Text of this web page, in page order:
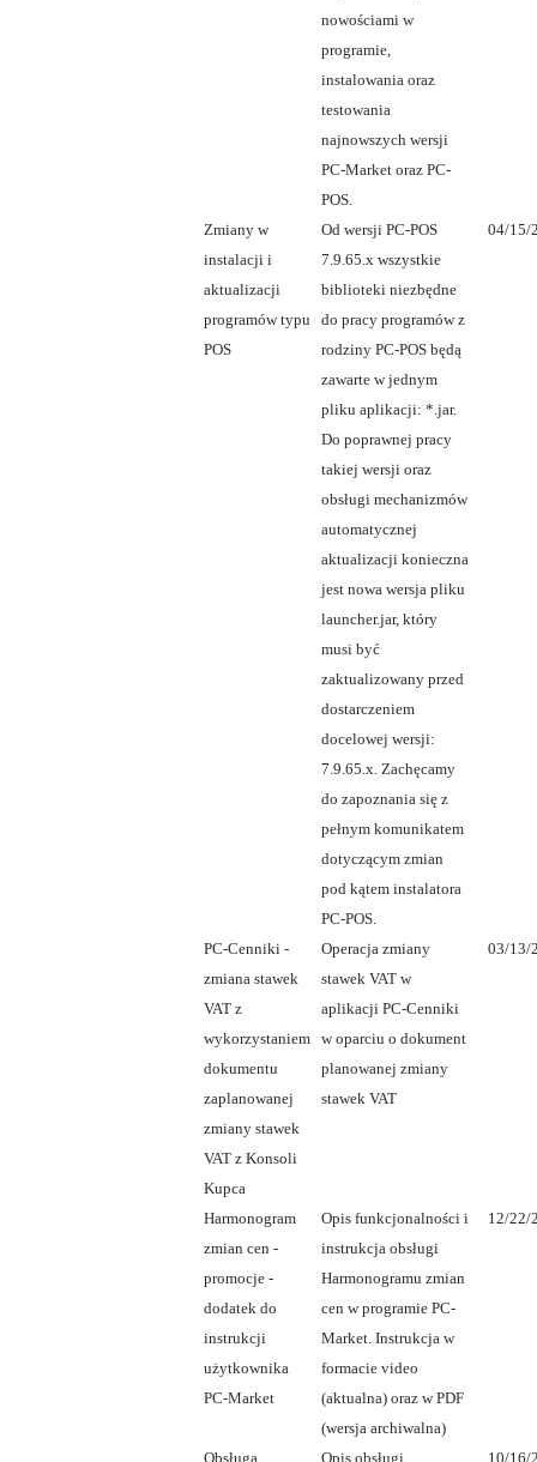
nowościami w
programie,
instalowania oraz
testowania
najnowszych wersji
PC-Market oraz PC-
POS.
Zmiany w
instalacji i
aktualizacji
programów typu
POS
Od wersji PC-POS
7.9.65.x wszystkie
biblioteki niezbędne
do pracy programów z
rodziny PC-POS będą
zawarte w jednym
pliku aplikacji: *.jar.
Do poprawnej pracy
takiej wersji oraz
obsługi mechanizmów
automatycznej
aktualizacji konieczna
jest nowa wersja pliku
launcher.jar, który
musi być
zaktualizowany przed
dostarczeniem
docelowej wersji:
7.9.65.x. Zachęcamy
do zapoznania się z
pełnym komunikatem
dotyczącym zmian
pod kątem instalatora
PC-POS.
04/15/
PC-Cenniki -
zmiana stawek
VAT z
wykorzystaniem
dokumentu
zaplanowanej
zmiany stawek
VAT z Konsoli
Kupca
Operacja zmiany
stawek VAT w
aplikacji PC-Cenniki
w oparciu o dokument
planowanej zmiany
stawek VAT
03/13/
Harmonogram
zmian cen -
promocje -
dodatek do
instrukcji
użytkownika
PC-Market
Opis funkcjonalności i
instrukcja obsługi
Harmonogramu zmian
cen w programie PC-
Market. Instrukcja w
formacie video
(aktualna) oraz w PDF
(wersja archiwalna)
12/22/
Obsługa Opis obsługi 10/16/